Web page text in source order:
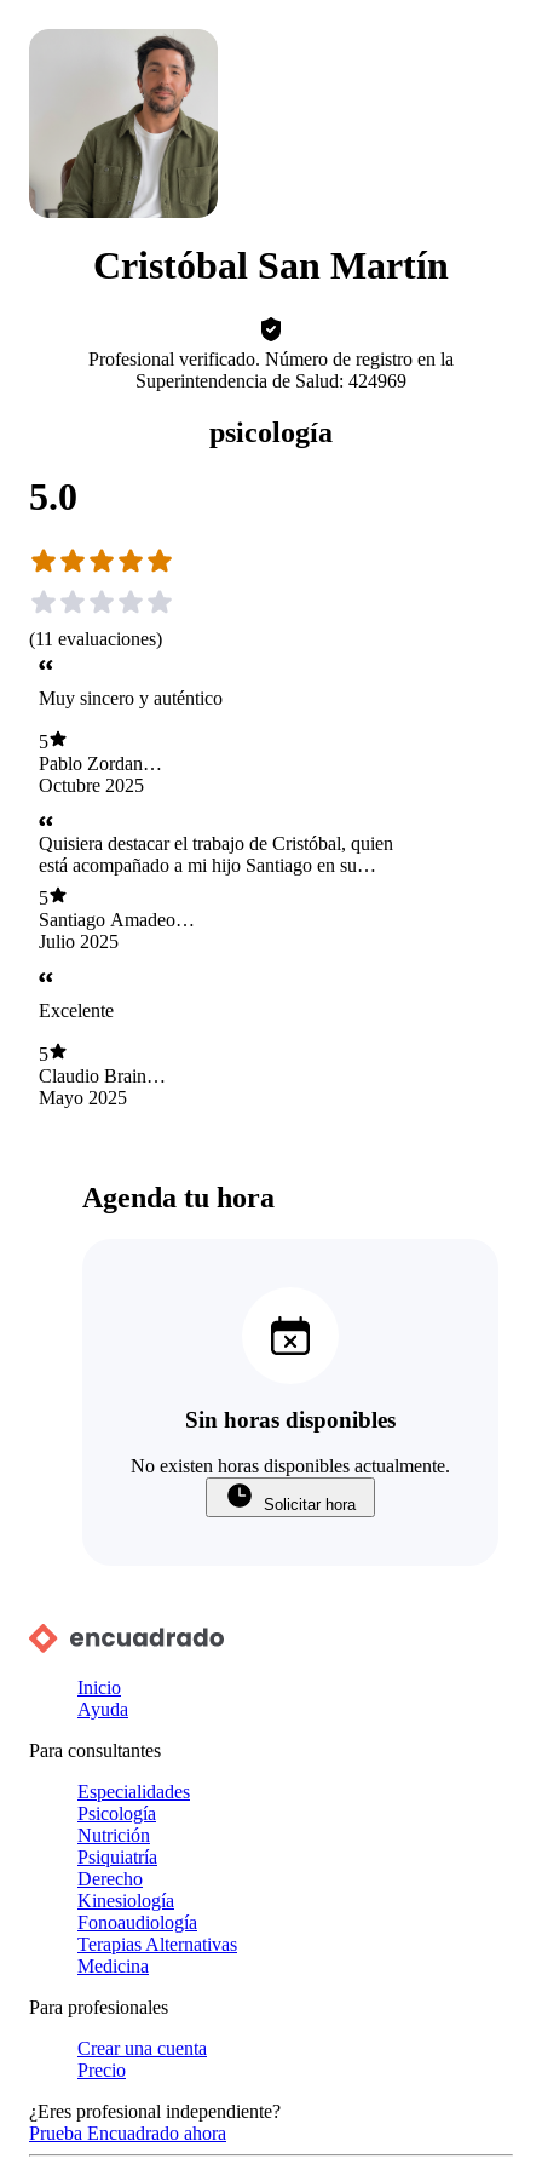
Cristóbal San Martín
Profesional verificado. Número de registro en la
Superintendencia de Salud: 424969
psicología
5.0
(11 evaluaciones)
Muy sincero y auténtico
5
Pablo Zordan
Valenzuela
Octubre 2025
Quisiera destacar el trabajo de Cristóbal, quien
está acompañado a mi hijo Santiago en su
proceso terapéutico. Cristóbal es un profesional
comprometido, empático y profundamente
respetuoso con las necesidades y el ritmo de
Santi. Su capacidad para generar un vínculo de
confianza ha sido fundamental. Ha logrado no
participe activamente, algo que como madre
valoro inmensamente. Cristóbal no solo entrega
contención, sino también herramientas prácticas.
Agradezco sinceramente su dedicación y
profesionalismo. Es, sin duda, un terapeuta
5
Santiago Amadeo
Valdés Barrales
Julio 2025
Excelente
5
Claudio Brain
Santander
Mayo 2025
Agenda tu hora
Sin horas disponibles
No existen horas disponibles actualmente.
Solicitar hora
Inicio
Ayuda
Para consultantes
Especialidades
Psicología
Nutrición
Psiquiatría
Derecho
Kinesiología
Fonoaudiología
Terapias Alternativas
Medicina
Para profesionales
Crear una cuenta
Precio
¿Eres profesional independiente?
Prueba Encuadrado ahora